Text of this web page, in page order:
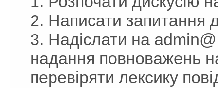
2. Написати запитання
3. Надіслати на
надання повноважень
перевіряти лексику